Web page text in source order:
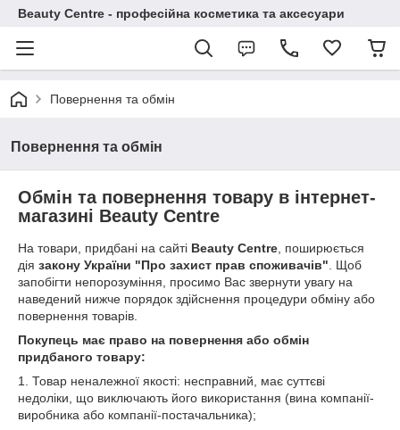
Beauty Centre - професійна косметика та аксесуари
Повернення та обмін
Повернення та обмін
Обмін та повернення товару в інтернет-
магазині Beauty Centre
На товари, придбані на сайті Beauty Centre , поширюється
дія закону України "Про захист прав споживачів" . Щоб
запобігти непорозуміння, просимо Вас звернути увагу на
наведений нижче порядок здійснення процедури обміну або
повернення товарів.
Покупець має право на повернення або обмін
придбаного товару:
1. Товар неналежної якості: несправний, має суттєві
недоліки, що виключають його використання (вина компанії-
виробника або компанії-постачальника);